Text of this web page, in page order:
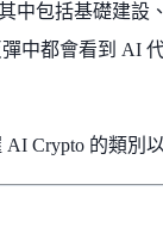
其中包括基礎建
中都會看到 AI
Crypto 的類別